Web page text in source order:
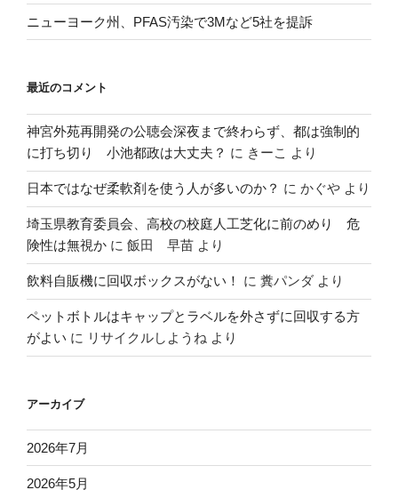
ニューヨーク州、PFAS汚染で3Mなど5社を提訴
最近のコメント
神宮外苑再開発の公聴会深夜まで終わらず、都は強制的
に打ち切り 小池都政は大丈夫？ に きーこ より
日本ではなぜ柔軟剤を使う人が多いのか？ に かぐや より
埼玉県教育委員会、高校の校庭人工芝化に前のめり 危
険性は無視か に 飯田 早苗 より
飲料自販機に回収ボックスがない！ に 糞パンダ より
ペットボトルはキャップとラベルを外さずに回収する方
がよい に リサイクルしようね より
アーカイブ
2026年7月
2026年5月